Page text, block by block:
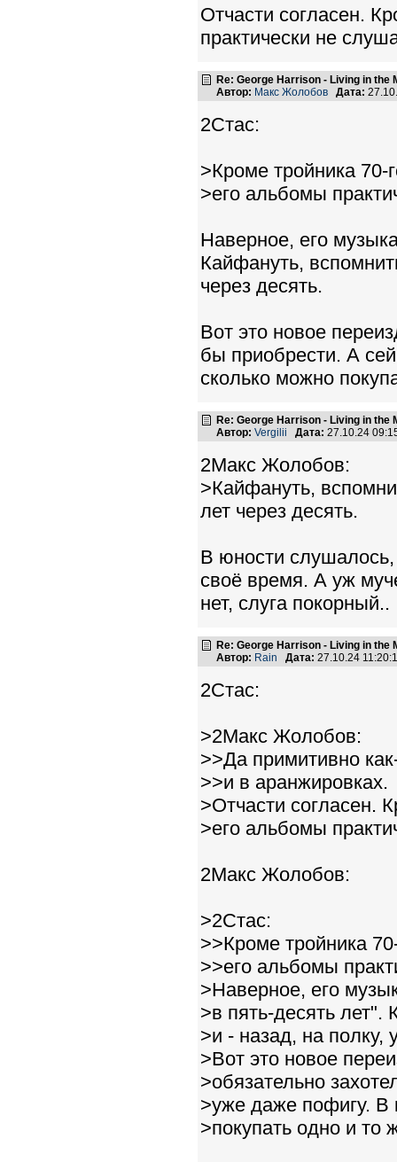
Отчасти согласен.
практически не
Re: George Harrison - Living in the
Автор: Макс Жолобов Дата:
2Стас:
>Кроме тройника 70-
>его альбомы
Наверное, его
Кайфануть,
через десять.
Вот это новое
бы приобрести. А
сколько можно
Re: George Harrison - Living in the
Автор: Vergilii Дата: 27.10.24
2Макс Жолобов:
>Кайфануть,
лет через десять.
В юности
своё время. А уж
нет, слуга покорный..
Re: George Harrison - Living in the
Автор: Rain Дата: 27.10.24
2Стас:
>2Макс Жолобов:
>>Да примитивно
>>и в аранжировках.
>Отчасти согласен.
>его альбомы
2Макс Жолобов:
>2Стас:
>>Кроме тройника
>>его альбомы
>Наверное, его
>в пять-десять лет".
>и - назад, на полку,
>Вот это новое
>обязательно
>уже даже пофигу. В
>покупать одно и то